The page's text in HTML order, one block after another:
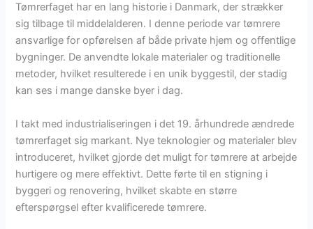
Tømrerfaget har en lang historie i Danmark, der strækker
sig tilbage til middelalderen. I denne periode var tømrere
ansvarlige for opførelsen af både private hjem og offentlige
bygninger. De anvendte lokale materialer og traditionelle
metoder, hvilket resulterede i en unik byggestil, der stadig
kan ses i mange danske byer i dag.
I takt med industrialiseringen i det 19. århundrede ændrede
tømrerfaget sig markant. Nye teknologier og materialer blev
introduceret, hvilket gjorde det muligt for tømrere at arbejde
hurtigere og mere effektivt. Dette førte til en stigning i
byggeri og renovering, hvilket skabte en større
efterspørgsel efter kvalificerede tømrere.